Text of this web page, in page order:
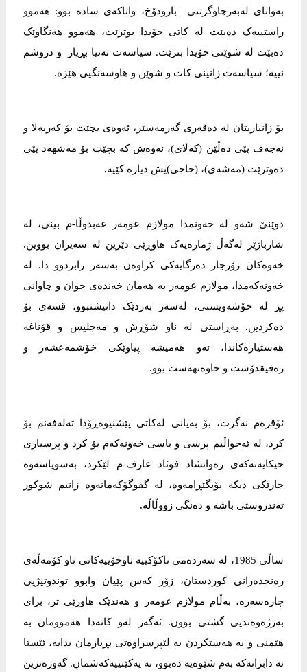
بەواتای لەبەرچاوگرتنی بارودۆخ، واتاکەی سادە بوو: هەموو
راستییەک دەبێت لە کاتی خۆیدا بوترێت، هەموو هەنگاوێک
دەبێت لە شوێنی خۆیدا بنرێت. سیاسەت تەنیا بڕیار و دروشم
نییە؛ سیاسەت زانینی کات و شوێن و هاوسەنگیی هێزە.
بۆ زانیاریتان لە دەڤەری گەرمەسێر، ئەوەی بچێت بۆ کەربەلا و
نەجەف پێی دەڵێن (کەلای)، ئەوەش کە بچێت بۆ مەشهەد پێی
دەوترێت (مەشەی)، (حاجی)یش دیارە کێیە.
دوێنێ شەو لە خەونمدا مولازم عومەر عەبدوڵا-م بینی، لە
شارباژێر لەگەڵ ژمارەیەک هاوڕێی دێرین لە سەیران بووین.
خەوەکان زۆرجار دەرگایەکی کراوەن بەسەر رابردوو دا. لە
خەونەکەمدا، مولازم عومەر بە هەمان خەندەی جوان و چاوانی
پڕ لە خۆشەویستی، لەسەر بەردێک دانیشتبوو، قسەی بۆ
دەکردین. بەڕاستی لە ناو شۆڕش و مەجلیس و قۆناغە
هەستیارەکاندا، ئەو هەمیشە پیاوێکی خۆشمەعشەر و
رەفیقدۆست و خاوەنهەست بوو.
ئۆقرەم نەگرت، بۆ بەیانی لەکاتی پێشنیوەڕۆدا تەلەفەنم بۆ
کرد، لە ئەحواڵیم پرسی و باسی خەونەکەم بۆ کرد و پرسیاری
حیکایەتەکەی رەوانشاد فوئاد عارف-م لێکرد، بەسوپاسەوە
جارێکی دیکە بۆیگێڕامەوە، لە گفوگۆکەمانەوە زانیم شوکور
تەندروستی باشە و دەنگی زووڵاڵە.
ساڵی 1985، لە سەردەمی ناکۆکییە ناوخۆییەکانی ناو کۆمەڵەی
رەنجدەرانی کوردستان، زۆر کەس پێیان وابوو توندوتیژیی
چارەسەرە، بەڵام مولازم عومەر و هەندێک هاورێی تر، برای
بەرژەوەندیی گشتی بوون. ئەگەر لەو کاتەدا هەموومان بە
هێمنی و بە هەستکردن بە لێپرسراوەتی بڕیارمان بدایە، ئێستا
نە دابرانەکە بەم شێوەیە دەبوو، نە یەکێتییەکەشمان. گەورەترین